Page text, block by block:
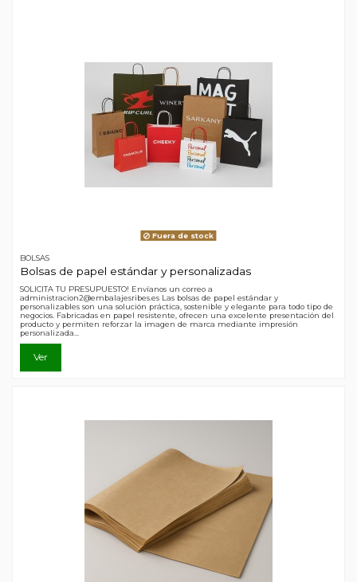
Fuera de stock
BOLSAS
Bolsas de papel estándar y personalizadas
SOLICITA TU PRESUPUESTO! Envíanos un correo a
administracion2@embalajesribes.es Las bolsas de papel estándar y
personalizables son una solución práctica, sostenible y elegante para todo tipo de
negocios. Fabricadas en papel resistente, ofrecen una excelente presentación del
producto y permiten reforzar la imagen de marca mediante impresión
personalizada...
Ver